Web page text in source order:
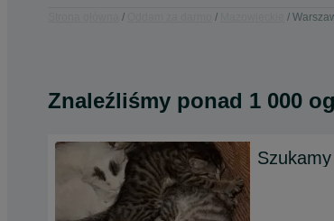
Znaleźliśmy ponad 1 000